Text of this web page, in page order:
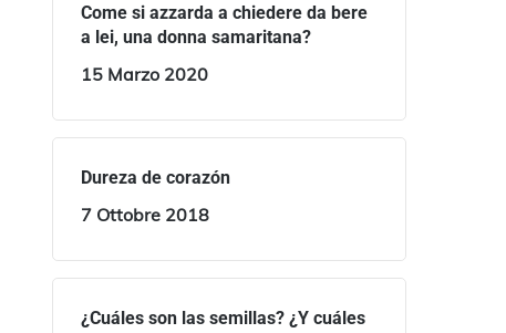
Come si azzarda a chiedere da bere
a lei, una donna samaritana?
15 Marzo 2020
Dureza de corazón
7 Ottobre 2018
¿Cuáles son las semillas? ¿Y cuáles